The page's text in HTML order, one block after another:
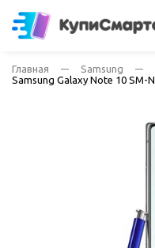
Главная Samsung
Samsung Galaxy Note 10 SM-